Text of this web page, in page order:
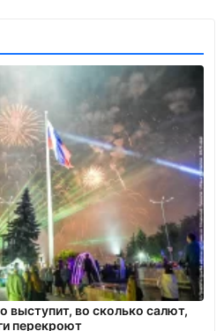
выступит, во сколько салют,
перекроют